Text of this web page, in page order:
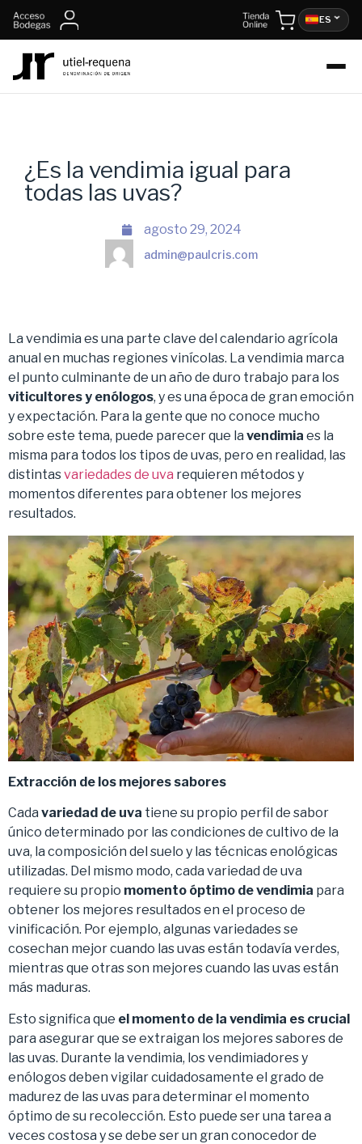
ES
¿Es la vendimia igual para
todas las uvas?
agosto 29, 2024
admin@paulcris.com
La vendimia es una parte clave del calendario agrícola
anual en muchas regiones vinícolas. La vendimia marca
el punto culminante de un año de duro trabajo para los
viticultores y enólogos, y es una época de gran emoción
y expectación. Para la gente que no conoce mucho
sobre este tema, puede parecer que la vendimia es la
misma para todos los tipos de uvas, pero en realidad, las
distintasvariedades de uva requieren métodos y
momentos diferentes para obtener los mejores
resultados.
Extracción de los mejores sabores
Cada variedad de uva tiene su propio perfil de sabor
único determinado por las condiciones de cultivo de la
uva, la composición del suelo y las técnicas enológicas
utilizadas. Del mismo modo, cada variedad de uva
requiere su propio momento óptimo de vendimia para
obtener los mejores resultados en el proceso de
vinificación. Por ejemplo, algunas variedades se
cosechan mejor cuando las uvas están todavía verdes,
mientras que otras son mejores cuando las uvas están
más maduras.
Esto significa que el momento de la vendimia es crucial
para asegurar que se extraigan los mejores sabores de
las uvas. Durante la vendimia, los vendimiadores y
enólogos deben vigilar cuidadosamente el grado de
madurez de las uvas para determinar el momento
óptimo de su recolección. Esto puede ser una tarea a
veces costosa y se debe ser un gran conocedor de